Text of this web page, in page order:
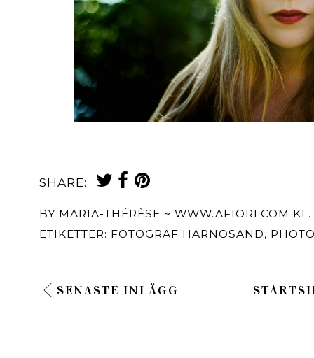
SHARE:
BY MARIA-THÉRÈSE ~ WWW.AFIORI.COM KL.
ETIKETTER: FOTOGRAF HÄRNÖSAND,
SENASTE INLÄGG